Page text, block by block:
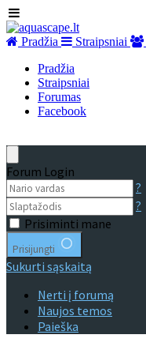
Pradžia Straipsniai
Pradžia
Straipsniai
Forumas
Facebook
Forum Login
?
?
Prisiminti mane
Prisijungti
Sukurti sąskaitą
Nerti į forumą
Naujos temos
Paieška